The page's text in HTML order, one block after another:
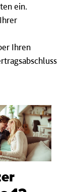
ein.
Ihren